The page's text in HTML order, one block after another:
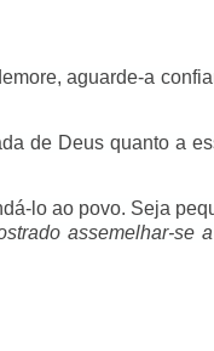
aguarde-a
de Deus quanto a
lo ao povo. Seja
assemelhar-se